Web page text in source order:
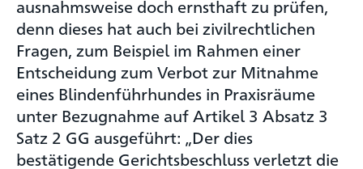
ausnahmsweise doch ernsthaft zu prüfen,
denn dieses hat auch bei zivilrechtlichen
Fragen, zum Beispiel im Rahmen einer
Entscheidung zum Verbot zur Mitnahme
eines Blindenführhundes in Praxisräume
unter Bezugnahme auf Artikel 3 Absatz 3
Satz 2 GG ausgeführt: „Der dies
bestätigende Gerichtsbeschluss verletzt die